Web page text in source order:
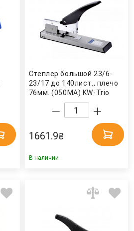
Степлер большой 23/6-
23/17 до 140лист., плечо
76мм. (050MA) KW-Trio
1661.9₴
В наличии